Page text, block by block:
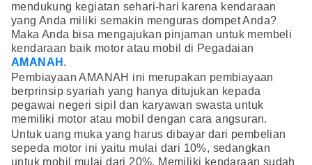
mendukung kegiatan sehari-hari karena kendaraan
yang Anda miliki semakin menguras dompet Anda?
Maka Anda bisa mengajukan pinjaman untuk membeli
kendaraan baik motor atau mobil di Pegadaian
AMANAH .
Pembiayaan AMANAH ini merupakan pembiayaan
berprinsip syariah yang hanya ditujukan kepada
pegawai negeri sipil dan karyawan swasta untuk
memiliki motor atau mobil dengan cara angsuran.
Untuk uang muka yang harus dibayar dari pembelian
sepeda motor ini yaitu mulai dari 10%, sedangkan
untuk mobil mulai dari 20%. Memiliki kendaraan sudah